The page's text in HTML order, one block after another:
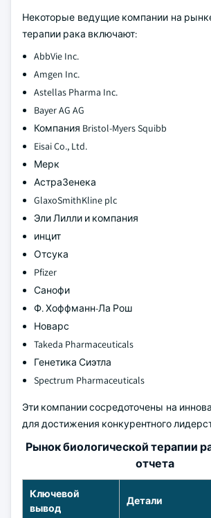
Некоторые ведущие компании на
терапии рака включают:
AbbVie Inc.
Amgen Inc.
Astellas Pharma Inc.
Bayer AG AG
Компания Bristol-Myers Squibb
Eisai Co., Ltd.
Мерк
АстраЗенека
GlaxoSmithKline plc
Эли Лилли и компания
инцит
Отсука
Pfizer
Санофи
Ф. Хоффманн-Ла Рош
Новарс
Takeda Pharmaceuticals
Генетика Сиэтла
Spectrum Pharmaceuticals
Эти компании сосредоточены на
для достижения конкурентного
Рынок биологической терапии
отчета
Ключевой
вывод
Детали